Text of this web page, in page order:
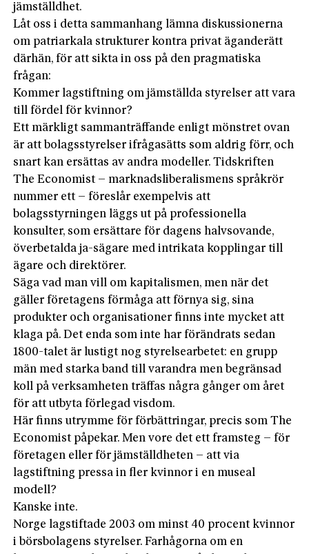
jämställdhet.
Låt oss i detta sammanhang lämna diskussionerna
om patriarkala strukturer kontra privat äganderätt
därhän, för att sikta in oss på den pragmatiska
frågan:
Kommer lagstiftning om jämställda styrelser att vara
till fördel för kvinnor?
Ett märkligt sammanträffande enligt mönstret ovan
är att bolagsstyrelser ifrågasätts som aldrig förr, och
snart kan ersättas av andra modeller. Tidskriften
The Economist – marknadsliberalismens språkrör
nummer ett – föreslår exempelvis att
bolagsstyrningen läggs ut på professionella
konsulter, som ersättare för dagens halvsovande,
överbetalda ja-sägare med intrikata kopplingar till
ägare och direktörer.
Säga vad man vill om kapitalismen, men när det
gäller företagens förmåga att förnya sig, sina
produkter och organisationer finns inte mycket att
klaga på. Det enda som inte har förändrats sedan
1800-talet är lustigt nog styrelsearbetet: en grupp
män med starka band till varandra men begränsad
koll på verksamheten träffas några gånger om året
för att utbyta förlegad visdom.
Här finns utrymme för förbättringar, precis som The
Economist påpekar. Men vore det ett framsteg – för
företagen eller för jämställdheten – att via
lagstiftning pressa in fler kvinnor i en museal
modell?
Kanske inte.
Norge lagstiftade 2003 om minst 40 procent kvinnor
i börsbolagens styrelser. Farhågorna om en